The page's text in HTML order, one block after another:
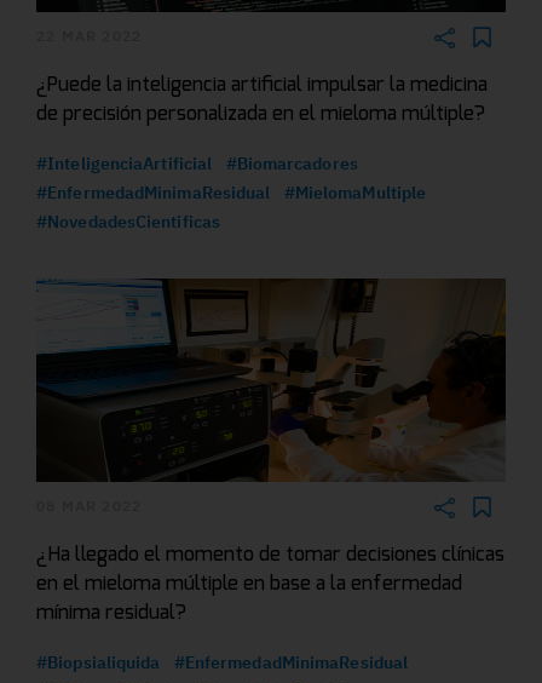
¿Puede la inteligencia artificial impulsar la medicina
de precisión personalizada en el mieloma múltiple?
#InteligenciaArtificial
#Biomarcadores
#EnfermedadMinimaResidual
#MielomaMultiple
#NovedadesCientificas
¿Ha llegado el momento de tomar decisiones clínicas
en el mieloma múltiple en base a la enfermedad
mínima residual?
#Biopsialiquida
#EnfermedadMinimaResidual